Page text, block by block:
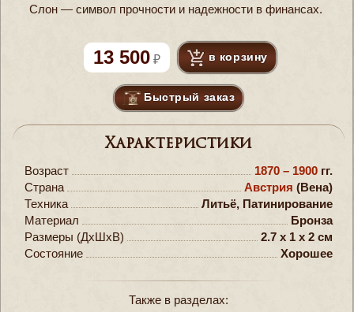
Cлон — символ прочности и надежности в финансах.
13 500 в корзину
Быстрый заказ
Характеристики
Возраст 1870 – 1900 гг.
Страна
Австрия (Вена)
Техника
Литьё, Патинирование
Материал
Бронза
Размеры (ДxШxВ)
2.7 x 1 x 2 см
Состояние
Хорошее
Также в разделах: